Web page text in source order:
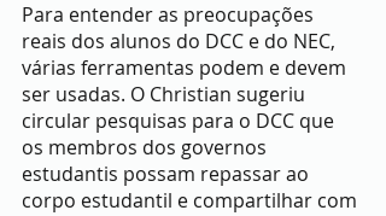
Para entender as preocupações
reais dos alunos do DCC e do NEC,
várias ferramentas podem e devem
ser usadas. O Christian sugeriu
circular pesquisas para o DCC que
os membros dos governos
estudantis possam repassar ao
corpo estudantil e compartilhar com